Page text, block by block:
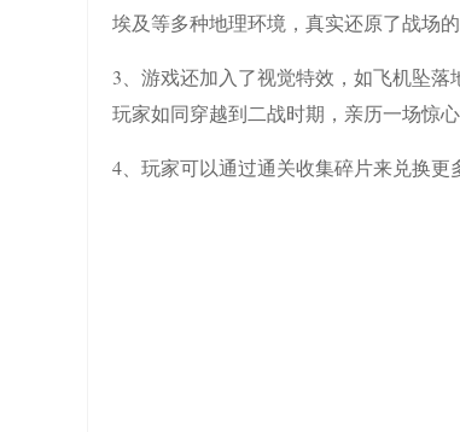
埃及等多种地理环境，真实还原了战场的
3、游戏还加入了视觉特效，如飞机坠
玩家如同穿越到二战时期，亲历一场惊心
4、玩家可以通过通关收集碎片来兑换更